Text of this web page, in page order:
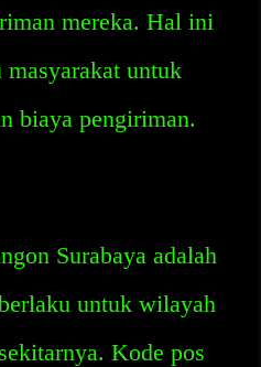
mereka. Hal ini
masyarakat untuk
biaya pengiriman.
Surabaya adalah
untuk wilayah
Kode pos